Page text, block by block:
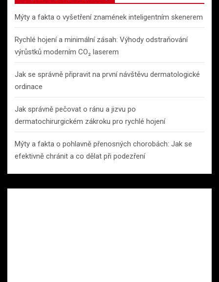
Mýty a fakta o vyšetření znamének inteligentním skenerem
Rychlé hojení a minimální zásah: Výhody odstraňování
výrůstků moderním CO₂ laserem
Jak se správně připravit na první návštěvu dermatologické
ordinace
Jak správně pečovat o ránu a jizvu po
dermatochirurgickém zákroku pro rychlé hojení
Mýty a fakta o pohlavně přenosných chorobách: Jak se
efektivně chránit a co dělat při podezření